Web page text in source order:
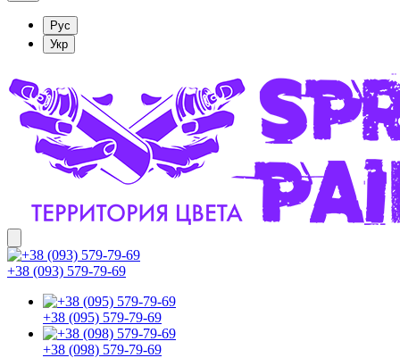
Рус
Укр
+38 (093) 579-79-69
+38 (095) 579-79-69
+38 (098) 579-79-69